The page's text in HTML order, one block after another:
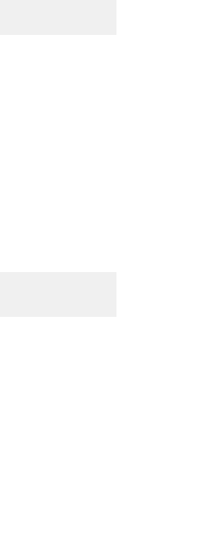
সক্ষমতা বাড়াতে
উদ্যোগ